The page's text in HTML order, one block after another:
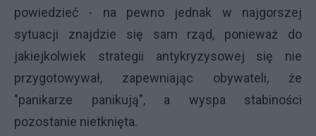
powiedzieć - na pewno jednak w najgorszej
sytuacji znajdzie się sam rząd, ponieważ do
jakiejkolwiek strategii antykryzysowej się nie
przygotowywał, zapewniając obywateli, że
"panikarze panikują", a wyspa stabiności
pozostanie nietknięta.